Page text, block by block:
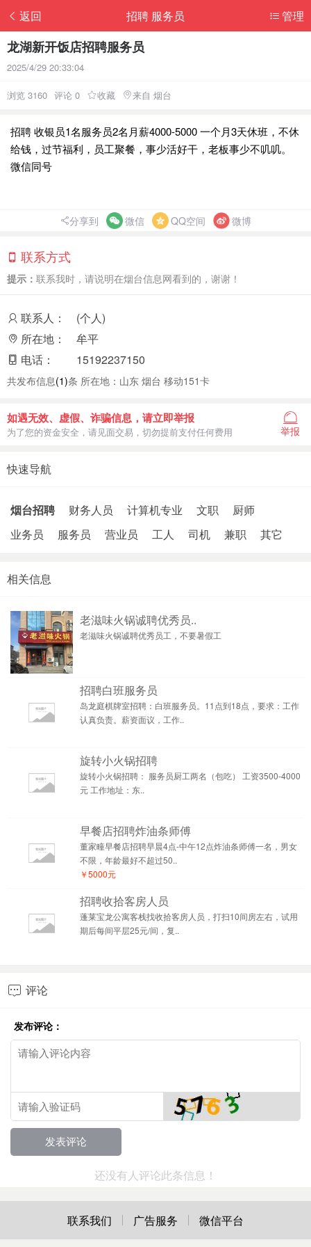
返回 管理
招聘 服务员
龙湖新开饭店招聘服务员
2025/4/29 20:33:04
浏览 3160 评论 0 收藏 来自 烟台
招聘 收银员1名服务员2名月薪4000-5000 一个月3天休班，不休
给钱，过节福利，员工聚餐，事少活好干，老板事少不叽叽。
微信同号
分享到 微信 QQ空间 微博
联系方式
提示： 联系我时，请说明在烟台信息网看到的，谢谢！
联系人：
(个人)
所在地：
牟平
电话：
15192237150
共发布信息(1)条 所在地：山东 烟台 移动151卡
如遇无效、虚假、诈骗信息，请立即举报
为了您的资金安全，请见面交易，切勿提前支付任何费用 举报
快速导航
烟台招聘 财务人员 计算机专业 文职
厨师
业务员
服务员 营业员 工人 司机 兼职 其它
相关信息
老滋味火锅诚聘优秀员..
老滋味火锅诚聘优秀员工，不要暑假工
招聘白班服务员
岛龙庭棋牌室招聘：白班服务员。11点到18点，要求：工作
认真负责。薪资面议，工作..
旋转小火锅招聘
旋转小火锅招聘： 服务员厨工两名（包吃） 工资3500-4000
元 工作地址：东..
早餐店招聘炸油条师傅
董家疃早餐店招聘早晨4点-中午12点炸油条师傅一名，男女
不限，年龄最好不超过50..
￥5000元
招聘收拾客房人员
蓬莱宝龙公寓客栈找收拾客房人员，打扫10间房左右，试用
期后每间平层25元/间，复..
 评论
发布评论：
还没有人评论此条信息！
联系我们 广告服务 微信平台